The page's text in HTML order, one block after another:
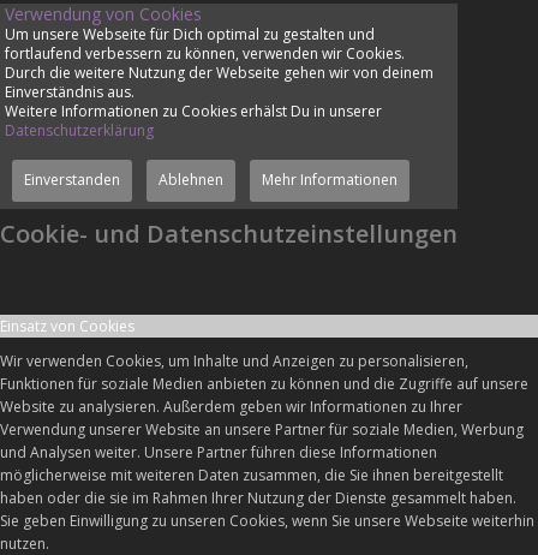
Verwendung von Cookies
Um unsere Webseite für Dich optimal zu gestalten und
fortlaufend verbessern zu können, verwenden wir Cookies.
Durch die weitere Nutzung der Webseite gehen wir von deinem
Einverständnis aus.
Weitere Informationen zu Cookies erhälst Du in unserer
Datenschutzerklärung
Einverstanden Ablehnen Mehr Informationen
Cookie- und Datenschutzeinstellungen
Einsatz von Cookies
Wir verwenden Cookies, um Inhalte und Anzeigen zu personalisieren,
Funktionen für soziale Medien anbieten zu können und die Zugriffe auf unsere
Website zu analysieren. Außerdem geben wir Informationen zu Ihrer
Verwendung unserer Website an unsere Partner für soziale Medien, Werbung
und Analysen weiter. Unsere Partner führen diese Informationen
möglicherweise mit weiteren Daten zusammen, die Sie ihnen bereitgestellt
haben oder die sie im Rahmen Ihrer Nutzung der Dienste gesammelt haben.
Sie geben Einwilligung zu unseren Cookies, wenn Sie unsere Webseite weiterhin
nutzen.